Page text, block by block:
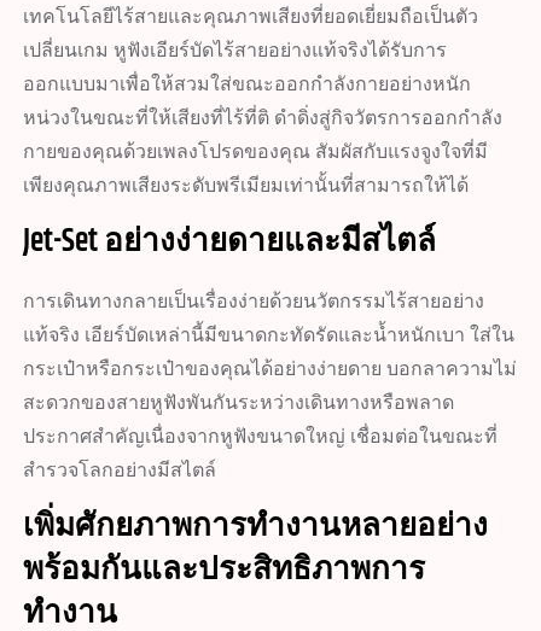
เทคโนโลยีไร้สายและคุณภาพเสียงที่ยอดเยี่ยมถือเป็นตัว
เปลี่ยนเกม หูฟังเอียร์บัดไร้สายอย่างแท้จริงได้รับการ
ออกแบบมาเพื่อให้สวมใส่ขณะออกกำลังกายอย่างหนัก
หน่วงในขณะที่ให้เสียงที่ไร้ที่ติ ดำดิ่งสู่กิจวัตรการออกกำลัง
กายของคุณด้วยเพลงโปรดของคุณ สัมผัสกับแรงจูงใจที่มี
เพียงคุณภาพเสียงระดับพรีเมียมเท่านั้นที่สามารถให้ได้
Jet-Set อย่างง่ายดายและมีสไตล์
การเดินทางกลายเป็นเรื่องง่ายด้วยนวัตกรรมไร้สายอย่าง
แท้จริง เอียร์บัดเหล่านี้มีขนาดกะทัดรัดและน้ำหนักเบา ใส่ใน
กระเป๋าหรือกระเป๋าของคุณได้อย่างง่ายดาย บอกลาความไม่
สะดวกของสายหูฟังพันกันระหว่างเดินทางหรือพลาด
ประกาศสำคัญเนื่องจากหูฟังขนาดใหญ่ เชื่อมต่อในขณะที่
สำรวจโลกอย่างมีสไตล์
เพิ่มศักยภาพการทำงานหลายอย่าง
พร้อมกันและประสิทธิภาพการ
ทำงาน